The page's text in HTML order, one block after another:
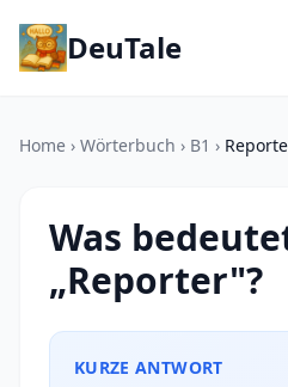
DeuTale
Home › Wörterbuch › B1 ›
Was
„Reporter"?
KURZE ANTWORT